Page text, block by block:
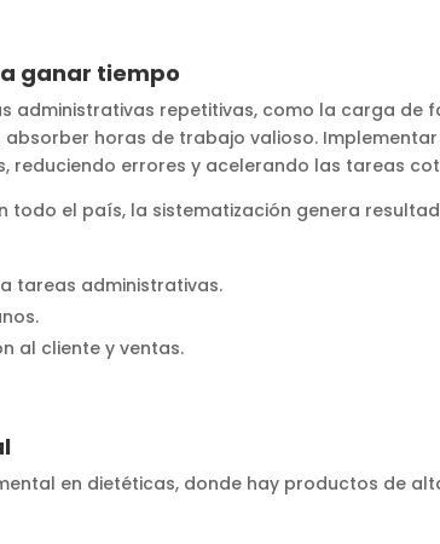
ganar tiempo
administrativas repetitivas, como la carga
horas de trabajo valioso.
reduciendo errores y acelerando las tareas
todo el país, la sistematización genera
tareas administrativas.
al cliente y ventas.
en dietéticas, donde hay productos de